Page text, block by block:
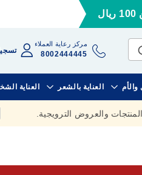
مركز رعاية العملاء
8002444445
والأم العناية بالشعر العناية
والعروض الترويجية.